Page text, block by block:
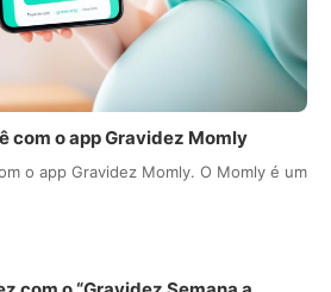
com o app Gravidez Momly
o app Gravidez Momly. O Momly é um